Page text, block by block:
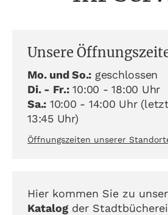
Unsere
Mo. und So.: geschlossen
Di. - Fr.:10:00 - 18:00 Uhr
Sa.: 10:00 - 14:00 Uhr
13:45 Uhr)
Öffnungszeiten unserer
Hier kommen Sie zu
Katalog der